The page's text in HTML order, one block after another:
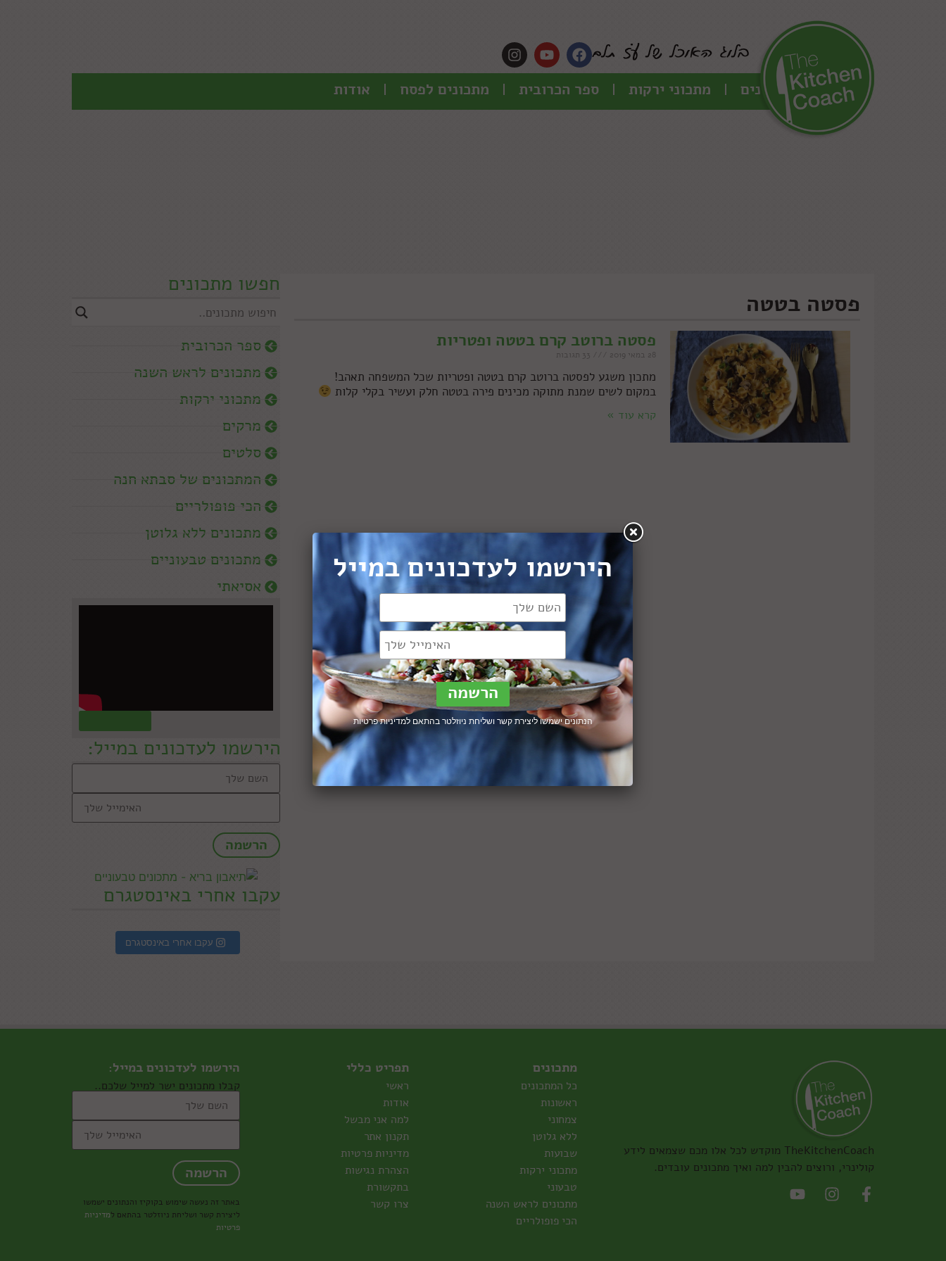
כל המתכונים מתכוני ירקות ספר הכרובית מתכונים לפסח אודות
חפשו מתכונים
ספר הכרובית
מתכונים לראש השנה
מתכוני ירקות
מרקים
סלטים
המתכונים של סבתא חנה
הכי פופולריים
מתכונים ללא גלוטן
מתכונים טבעוניים
אסיאתי
הירשמו לעדכונים במייל:
עקבו אחרי באינסטגרם
עקבו אחרי באינסטגרם
פסטה בטטה
פסטה ברוטב קרם בטטה ופטריות
28 במאי 2019
מתכון משגע לפסטה ברוטב קרם בטטה ופטריות שכל המשפחה תאהב!
במקום לשים שמנת מתוקה מכינים פירה בטטה חלק ועשיר בקלי קלות
קרא עוד »
TheKitchenCoach מוקדש לכל אלו מכם שצמאים לידע
קולינרי, ורוצים להבין למה ואיך מתכונים עובדים.
מתכונים
כל המתכונים
ראשונות
צמחוני
ללא גלוטן
שבועות
מתכוני ירקות
טבעוני
מתכונים לראש השנה
הכי פופולריים
תפריט כללי
ראשי
אודות
למה אני מבשל
תקנון אתר
מדיניות פרטיות
הצהרת נגישות
בתקשורת
צרו קשר
הירשמו לעדכונים במייל:
קבלו מתכונים ישר למייל שלכם..
באתר זה נעשה שימוש בקוקיז והנתונים ישמשו
ליצירת קשר ושליחת ניוזלטר בהתאם למדיניות
פרטיות
הירשמו לעדכונים במייל
הנתונים ישמשו ליצירת קשר ושליחת ניוזלטר בהתאם למדיניות פרטיות